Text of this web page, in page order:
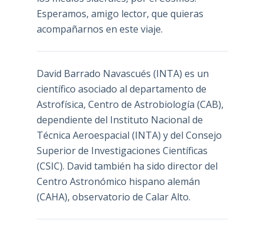
Esperamos, amigo lector, que quieras
acompañarnos en este viaje.
David Barrado Navascués (INTA) es un
científico asociado al departamento de
Astrofísica, Centro de Astrobiología (CAB),
dependiente del Instituto Nacional de
Técnica Aeroespacial (INTA) y del Consejo
Superior de Investigaciones Científicas
(CSIC). David también ha sido director del
Centro Astronómico hispano alemán
(CAHA), observatorio de Calar Alto.